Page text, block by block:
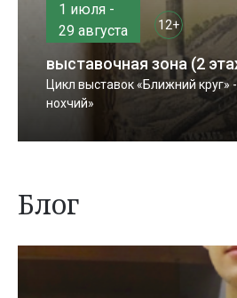
1 июля -
29 августа
12+
выставочная зона (2
Цикл выставок «Ближний круг»
нохчий»
Блог